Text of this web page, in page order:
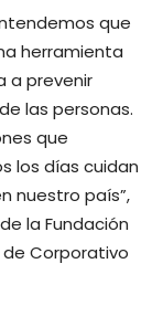
que
herramienta
a prevenir
las personas.
que
los días cuidan
nuestro país”,
la Fundación
de Corporativo